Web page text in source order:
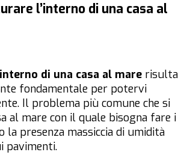
l’interno di una casa al
di una casa al mare risulta
fondamentale per potervi
Il problema più comune che si
al mare con il quale bisogna fare i
la presenza massiccia di umidità
pavimenti.